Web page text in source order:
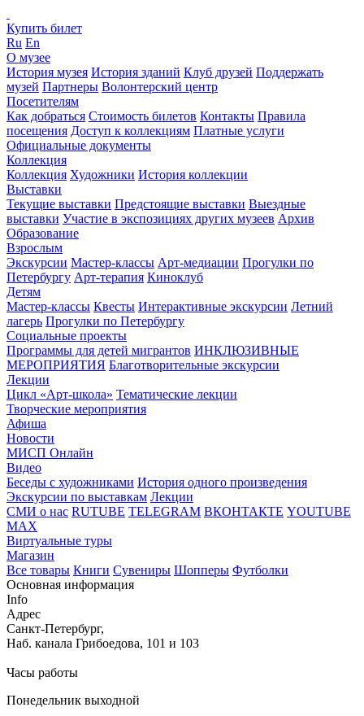
Купить билет
Ru En
О музее
История музея История зданий Клуб друзей Поддержать
музей Партнеры Волонтерский центр
Посетителям
Как добраться Стоимость билетов Контакты Правила
посещения Доступ к коллекциям Платные услуги
Официальные документы
Коллекция
Коллекция Художники История коллекции
Выставки
Текущие выставки Предстоящие выставки Выездные
выставки Участие в экспозициях других музеев Архив
Образование
Взрослым
Экскурсии Мастер-классы Арт-медиации Прогулки по
Петербургу Арт-терапия Киноклуб
Детям
Мастер-классы Квесты Интерактивные экскурсии Летний
лагерь Прогулки по Петербургу
Социальные проекты
Программы для детей мигрантов ИНКЛЮЗИВНЫЕ
МЕРОПРИЯТИЯ Благотворительные экскурсии
Лекции
Цикл «Арт-школа» Тематические лекции
Творческие мероприятия
Афиша
Новости
МИСП Онлайн
Видео
Беседы с художниками История одного произведения
Экскурсии по выставкам Лекции
СМИ о нас RUTUBE TELEGRAM ВКОНТАКТЕ YOUTUBE
MAX
Виртуальные туры
Магазин
Все товары Книги Сувениры Шопперы Футболки
Основная информация
Info
Адрес
Санкт-Петербург,
Наб. канала Грибоедова, 101 и 103
Часы работы
Понедельник выходной